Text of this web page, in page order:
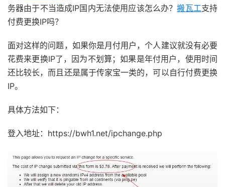
务器由于不当造成IP国内无法使用应该怎么办？搬瓦工支持
付费更换IP吗？
面对这样的问题，如果你是月付用户，个人建议就没有必要
花费来更换IP了，因为不划算；如果是年付用户，使用时间
还比较长，而且还是属于传家宝一类的，可以自行付费更换
IP。
具体方法如下：
登入地址：https://bwh1.net/ipchange.php